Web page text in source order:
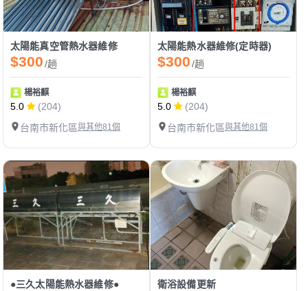
太陽能真空管熱水器維修
$300/趟
楊裕麒
5.0
(204)
台南市新化區與其他81個
太陽能熱水器維修(定時器)
$300/趟
楊裕麒
5.0
(204)
台南市新化區與其他81個
●三久太陽能熱水器維修● 衛浴設備更新